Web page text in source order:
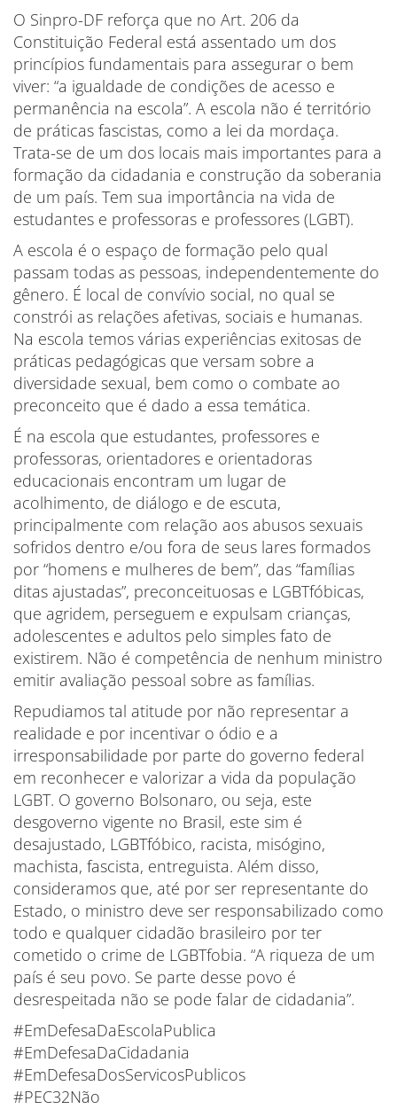
O Sinpro-DF reforça que no Art. 206 da
Constituição Federal está assentado um dos
princípios fundamentais para assegurar o bem
viver: “a igualdade de condições de acesso e
permanência na escola”. A escola não é território
de práticas fascistas, como a lei da mordaça.
Trata-se de um dos locais mais importantes para a
formação da cidadania e construção da soberania
de um país. Tem sua importância na vida de
estudantes e professoras e professores (LGBT).
A escola é o espaço de formação pelo qual
passam todas as pessoas, independentemente do
gênero. É local de convívio social, no qual se
constrói as relações afetivas, sociais e humanas.
Na escola temos várias experiências exitosas de
práticas pedagógicas que versam sobre a
diversidade sexual, bem como o combate ao
preconceito que é dado a essa temática.
É na escola que estudantes, professores e
professoras, orientadores e orientadoras
educacionais encontram um lugar de
acolhimento, de diálogo e de escuta,
principalmente com relação aos abusos sexuais
sofridos dentro e/ou fora de seus lares formados
por “homens e mulheres de bem”, das “famílias
ditas ajustadas”, preconceituosas e LGBTfóbicas,
que agridem, perseguem e expulsam crianças,
adolescentes e adultos pelo simples fato de
existirem. Não é competência de nenhum ministro
emitir avaliação pessoal sobre as famílias.
Repudiamos tal atitude por não representar a
realidade e por incentivar o ódio e a
irresponsabilidade por parte do governo federal
em reconhecer e valorizar a vida da população
LGBT. O governo Bolsonaro, ou seja, este
desgoverno vigente no Brasil, este sim é
desajustado, LGBTfóbico, racista, misógino,
machista, fascista, entreguista. Além disso,
consideramos que, até por ser representante do
Estado, o ministro deve ser responsabilizado como
todo e qualquer cidadão brasileiro por ter
cometido o crime de LGBTfobia. “A riqueza de um
país é seu povo. Se parte desse povo é
desrespeitada não se pode falar de cidadania”.
#EmDefesaDaEscolaPublica
#EmDefesaDaCidadania
#EmDefesaDosServicosPublicos
#PEC32Não